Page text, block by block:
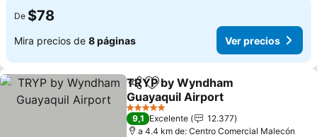
De $78
Mira precios de 8 páginas Ver precios
CompartirAgregar a favoritos
TRYP by Wyndham
Guayaquil Airport
Ver precios
5 Estrellas
9,1 Excelente
12.377
a 4.4 km de: Centro Comercial Malecón